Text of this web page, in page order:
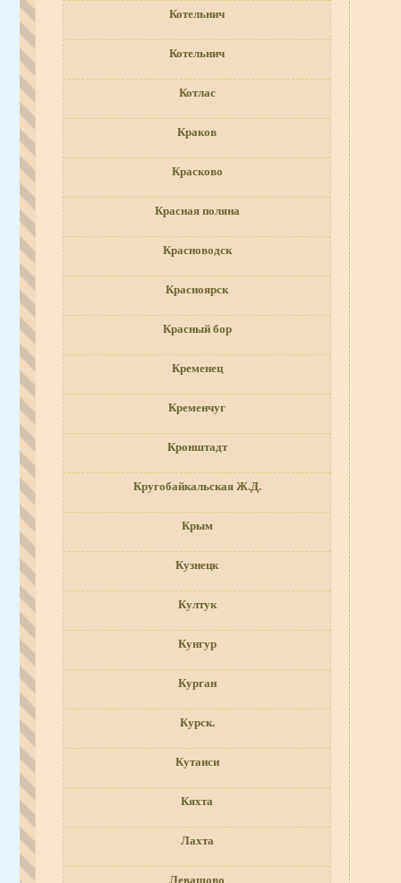
Котельнич
Котельнич
Котлас
Краков
Красково
Красная поляна
Красноводск
Красноярск
Красный бор
Кременец
Кременчуг
Кронштадт
Кругобайкальская Ж.Д.
Крым
Кузнецк
Култук
Кунгур
Курган
Курск.
Кутаиси
Кяхта
Лахта
Левашово